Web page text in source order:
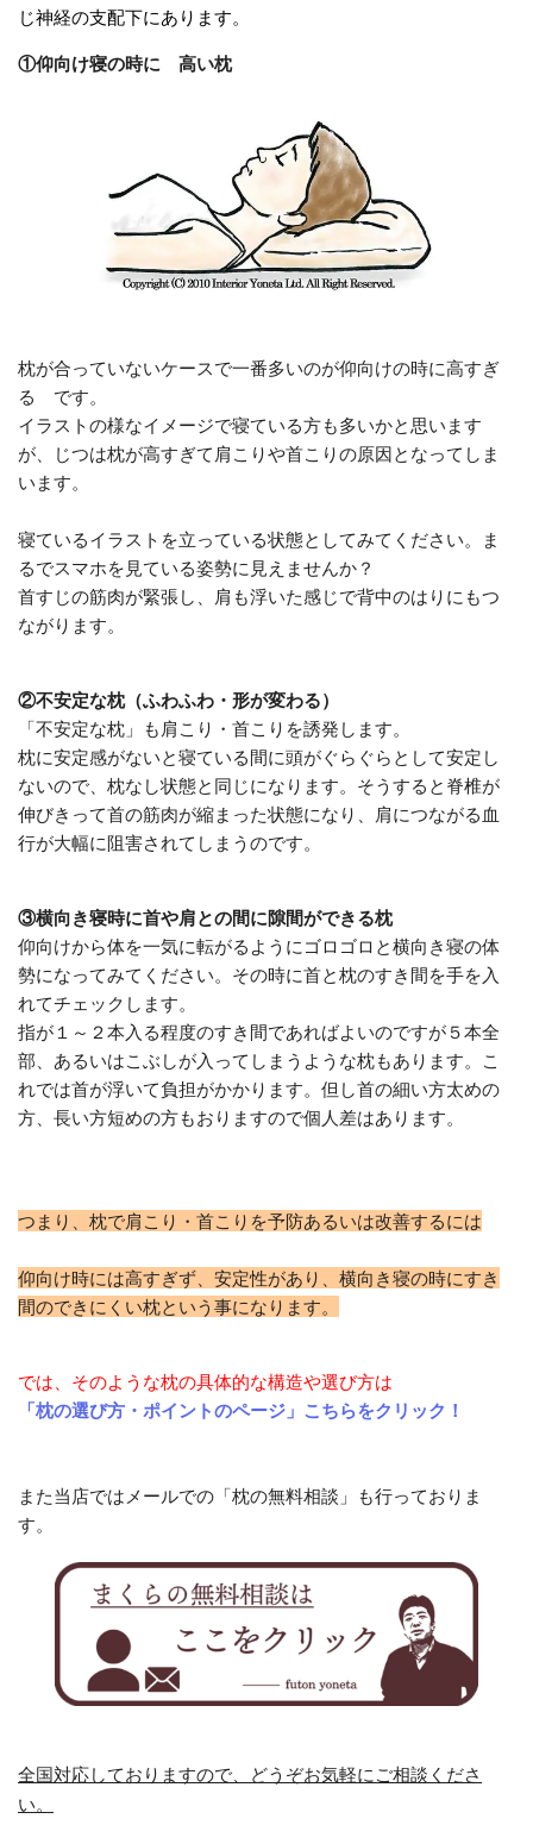
じ神経の支配下にあります。
①仰向け寝の時に 高い枕
枕が合っていないケースで一番多いのが仰向けの時に高すぎ
る です。
イラストの様なイメージで寝ている方も多いかと思います
が、じつは枕が高すぎて肩こりや首こりの原因となってしま
います。
寝ているイラストを立っている状態としてみてください。ま
るでスマホを見ている姿勢に見えませんか？
首すじの筋肉が緊張し、肩も浮いた感じで背中のはりにもつ
ながります。
②不安定な枕（ふわふわ・形が変わる）
「不安定な枕」も肩こり・首こりを誘発します。
枕に安定感がないと寝ている間に頭がぐらぐらとして安定し
ないので、枕なし状態と同じになります。そうすると脊椎が
伸びきって首の筋肉が縮まった状態になり、肩につながる血
行が大幅に阻害されてしまうのです。
③横向き寝時に首や肩との間に隙間ができる枕
仰向けから体を一気に転がるようにゴロゴロと横向き寝の体
勢になってみてください。その時に首と枕のすき間を手を入
れてチェックします。
指が１～２本入る程度のすき間であればよいのですが５本全
部、あるいはこぶしが入ってしまうような枕もあります。こ
れでは首が浮いて負担がかかります。但し首の細い方太めの
方、長い方短めの方もおりますので個人差はあります。
つまり、枕で肩こり・首こりを予防あるいは改善するには
仰向け時には高すぎず、安定性があり、横向き寝の時にすき
間のできにくい枕という事になります。
では、そのような枕の具体的な構造や選び方は
「枕の選び方・ポイントのページ」こちらをクリック！
また当店ではメールでの「枕の無料相談」も行っておりま
す。
全国対応しておりますので、どうぞお気軽にご相談くださ
い。